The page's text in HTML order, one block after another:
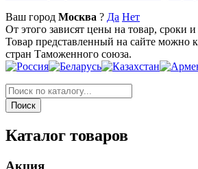
Ваш город Москва ? Да Нет
От этого зависят цены на товар, сроки
Товар представленный на сайте можно
стран Таможенного союза.
Каталог товаров
Акция